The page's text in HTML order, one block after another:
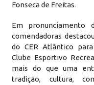
Fonseca de Freitas.
Em pronunciamento
comendadoras
do CER Atlântico
Clube Esportivo
mais do que uma
tradição, cultura,